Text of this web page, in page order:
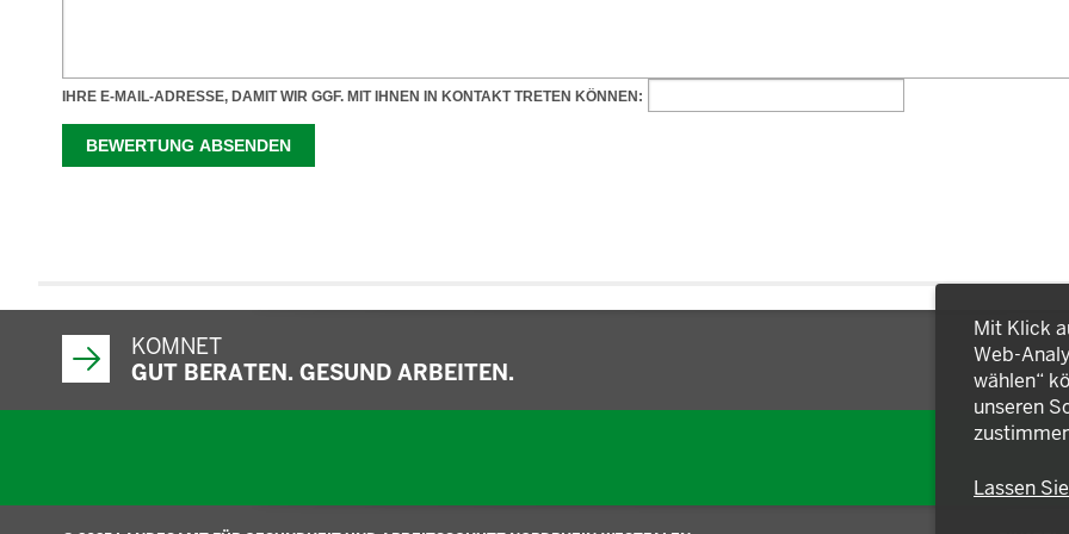
KOMNET
GUT BERATEN. GESUND ARBEITEN.
Mit Klick
Web-
wählen“
unseren
Lassen